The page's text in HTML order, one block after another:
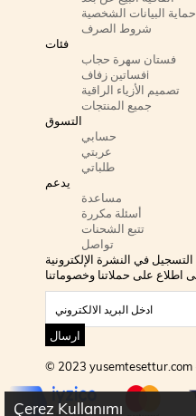
حماية البيانات الشخصية
شروط الصرف
فئات
فستان سهرة حجاب
فساتين زفافi
تصميم الأزياء الراقية
جميع المنتجات
التسوق
حسابي
عربتي
طلباتي
يدعم
مساعدة
أسئلة مكررة
تتبع الشحنات
تواصل
التسجيل في النشرة الإلكترونية
ارسال
Çerez Kullanımı